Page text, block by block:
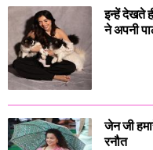
इन्हें देखते
ने अपनी
जेन जी
रनौत